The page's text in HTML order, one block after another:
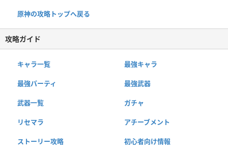
原神の攻略トップへ戻る
攻略ガイド
キャラ一覧 最強キャラ
最強パーティ 最強武器
武器一覧 ガチャ
リセマラ アチーブメント
ストーリー攻略 初心者向け情報